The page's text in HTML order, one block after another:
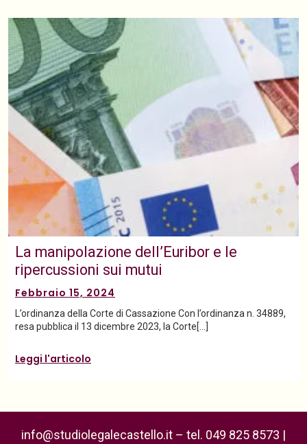
La manipolazione dell’Euribor e le
ripercussioni sui mutui
Febbraio 15, 2024
L’ordinanza della Corte di Cassazione Con l’ordinanza n. 34889,
resa pubblica il 13 dicembre 2023, la Corte[…]
Leggi l'articolo
info@studiolegalecastello.it – tel. 049 825 8573 |